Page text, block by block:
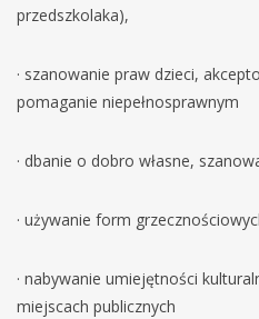
przedszkolaka),
· szanowanie praw dzieci,
pomaganie niepełnosprawnym
· dbanie o dobro własne,
· używanie form
· nabywanie umiejętności
miejscach publicznych